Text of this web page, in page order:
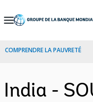
Skip
Navigation
COMPRENDRE LA PAUVRETÉ
India -